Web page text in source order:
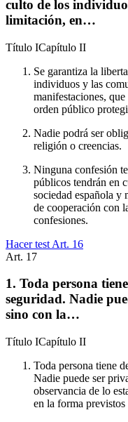
culto de los
limitación, en…
Título ICapítulo II
Se garantiza la
individuos y las
manifestaciones,
orden público
Nadie podrá ser
religión o creencias.
Ninguna confesión
públicos tendrán en
sociedad española y
de cooperación con
confesiones.
Hacer test Art. 16
Art. 17
1. Toda persona
seguridad. Nadie
sino con la…
Título ICapítulo II
Toda persona tiene
Nadie puede ser
observancia de lo
en la forma previstos